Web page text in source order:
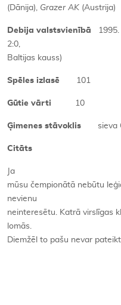
(Dānija), Grazer AK (Austrija)
Debija valstsvienībā
2:0,
Baltijas kauss)
Spēles izlasē 101
Gūtie vārti 10
Ģimenes stāvoklis sieva
Citāts
Ja
mūsu čempionātā nebūtu
nevienu
neinteresētu. Katrā virslīgas
lomās.
Diemžēl to pašu nevar